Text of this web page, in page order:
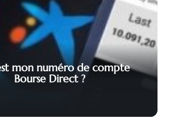
mon numéro de compte
Bourse Direct ?